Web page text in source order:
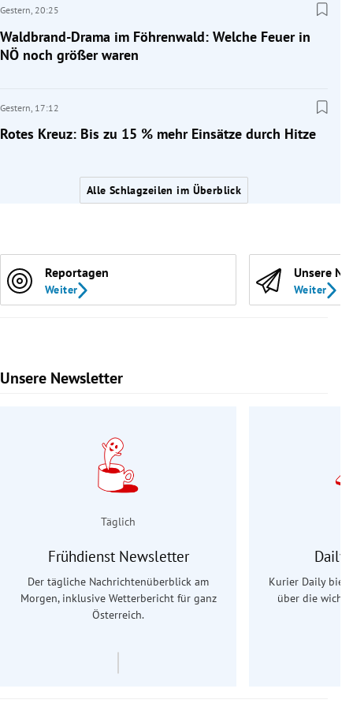
Gestern, 20:25
Waldbrand-Drama im Föhrenwald: Welche Feuer in
NÖ noch größer waren
Gestern, 17:12
Rotes Kreuz: Bis zu 15 % mehr Einsätze durch Hitze
Alle Schlagzeilen im Überblick
Reportagen
Weiter
Unsere
Weiter
Unsere Newsletter
Slide 1 von 9
Täglich
Frühdienst Newsletter
Der tägliche Nachrichtenüberblick am
Morgen, inklusive Wetterbericht für ganz
Österreich.
Daily
Kurier Daily
über die